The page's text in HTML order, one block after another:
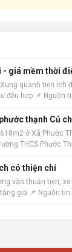
- giá mềm thời
quanh tiện
đều hợp 📌 Nguồn
thạnh Củ
ở Xã Phước
THCS Phước
có thiện chí
vào thuận tiện,
giá 📌 Nguồn